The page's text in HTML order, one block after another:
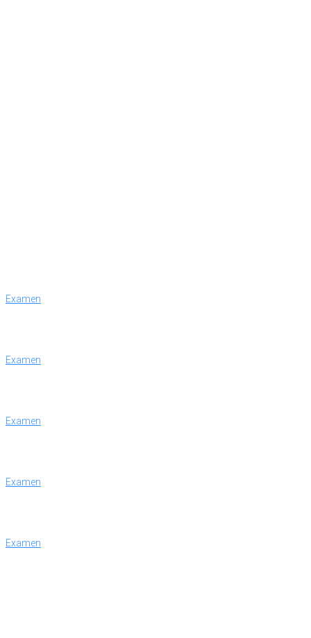
Examen
Examen
Examen
Examen
Examen